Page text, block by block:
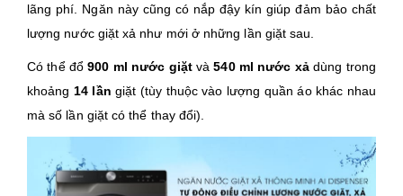
lãng phí. Ngăn này cũng có nắp đậy kín giúp đảm bảo chất
lượng nước giặt xả như mới ở những lần giặt sau.
Có thể đổ900 ml nước giặtvà540 ml nước xảdùng trong
khoảng 14 lần giặt (tùy thuộc vào lượng quần áo khác nhau
mà số lần giặt có thể thay đổi).